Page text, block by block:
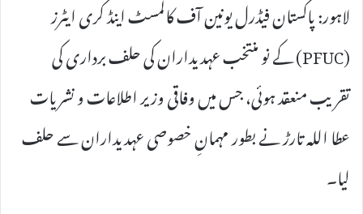
لاہور: پاکستان فیڈرل یونین آف کالمسٹ اینڈ کری ایٹرز
(PFUC) کے نو منتخب عہدیداران کی حلف برداری کی
تقریب منعقد ہوئی، جس میں وفاقی وزیر اطلاعات و نشریات
عطا اللہ تارڑ نے بطور مہمانِ خصوصی عہدیداران سے حلف
لیا۔